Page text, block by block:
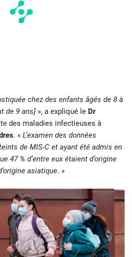
chez des enfants âgés de 8 à
de 9 ans] », a expliqué le Dr
des maladies infectieuses à
. « L’examen des données
de MIS-C et ayant été admis en
47 % d’entre eux étaient d’origine
asiatique. »